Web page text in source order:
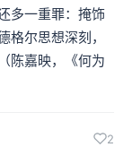
并不比一个80斤
多一重罪：掩饰
格尔思想深刻，
陈嘉映，《何为
2